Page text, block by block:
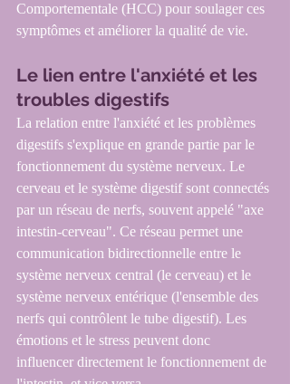
Comportementale (HCC) pour soulager ces
symptômes et améliorer la qualité de vie.
Le lien entre l'anxiété et les
troubles digestifs
La relation entre l'anxiété et les problèmes
digestifs s'explique en grande partie par le
fonctionnement du système nerveux. Le
cerveau et le système digestif sont connectés
par un réseau de nerfs, souvent appelé "axe
intestin-cerveau". Ce réseau permet une
communication bidirectionnelle entre le
système nerveux central (le cerveau) et le
système nerveux entérique (l'ensemble des
nerfs qui contrôlent le tube digestif). Les
émotions et le stress peuvent donc
influencer directement le fonctionnement de